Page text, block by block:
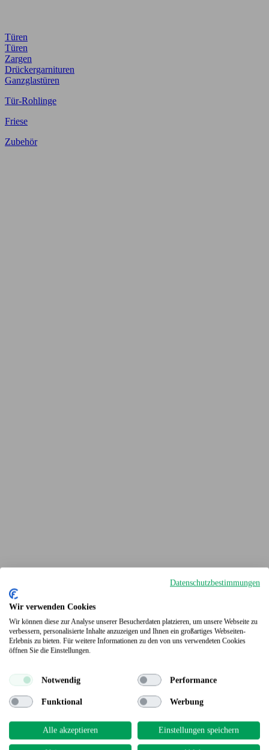
Türen
Türen
Zargen
Drückergarnituren
Ganzglastüren
Tür-Rohlinge
Friese
Zubehör
Terrassendielen
Datenschutzbestimmungen
Wir verwenden Cookies
Wir können diese zur Analyse unserer Besucherdaten platzieren, um unsere Webseite zu
verbessern, personalisierte Inhalte anzuzeigen und Ihnen ein großartiges Webseiten-
Erlebnis zu bieten. Für weitere Informationen zu den von uns verwendeten Cookies
öffnen Sie die Einstellungen.
Notwendig Performance
Funktional Werbung
Alle akzeptieren Einstellungen speichern